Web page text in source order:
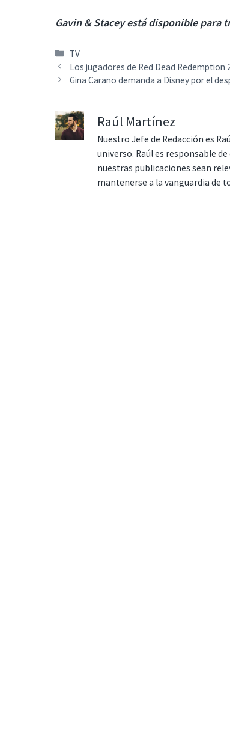
Gavin & Stacey está disponible para
Categorías
TV
Los jugadores de Red Dead
Gina Carano demanda a Disney por el
Raúl Martínez
Nuestro Jefe de Redacción es
universo. Raúl es responsable
nuestras publicaciones sean
mantenerse a la vanguardia de